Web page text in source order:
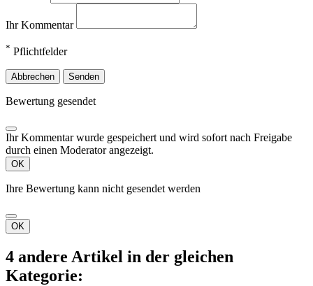
Ihr Kommentar
* Pflichtfelder
Abbrechen Senden
Bewertung gesendet
Ihr Kommentar wurde gespeichert und wird sofort nach Freigabe
durch einen Moderator angezeigt.
OK
Ihre Bewertung kann nicht gesendet werden
OK
4 andere Artikel in der gleichen
Kategorie: